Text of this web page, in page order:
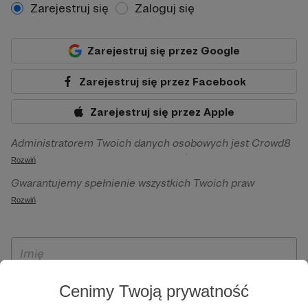
Cenimy Twoją prywatność
Zarejestruj się Zaloguj się
Zarejestruj się przez Google
Zarejestruj się przez Facebook
Zarejestruj się przez Apple
Administratorem Twoich danych osobowych jest Crowd8
sp. z o.o. z siedziba w Warszawie, ul. Żwirki i Wigury 16, 02-
092 Warszawa. Twoje dane osobowe będą przetwarzane w
szczególności w celu wykonania umowy zawartej z Tobą, w
Patronite.pl, w tym możliwości dokonywania oraz
otrzymywania wsparcia na naszej platformie oraz
Rozwiń
Gwarantujemy spełnienie wszystkich Twoich praw
wynikających z ogólnego rozporządzenia o ochronie
ich przenoszenia, niepodlegania zautomatyzowanemu
wyrażenia sprzeciwu wobec przetwarzania Twoich danych
osobowych. Rejestracja dla osób niepełnoletnich możliwa
Rozwiń